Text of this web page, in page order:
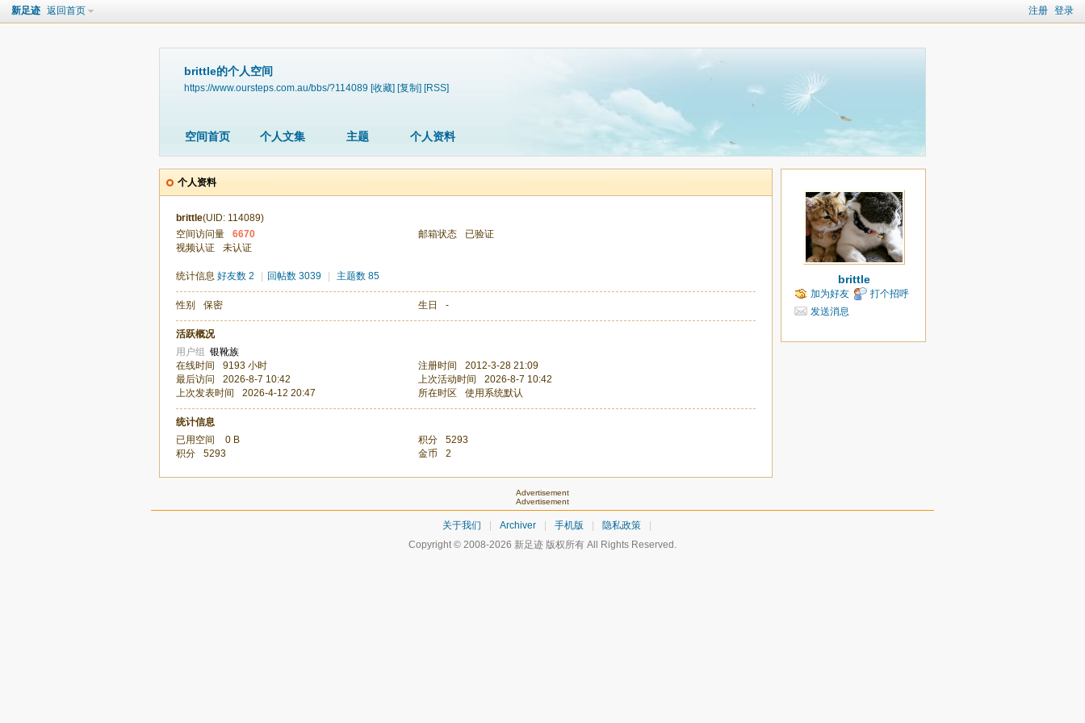
注册 登录
新足迹 返回首页
brittle的个人空间
https://www.oursteps.com.au/bbs/?114089 [收藏] [复制] [RSS]
空间首页 个人文集 主题 个人资料
个人资料
brittle(UID: 114089)
空间访问量
6670 邮箱状态
已验证
视频认证
未认证
统计信息 好友数 2 回帖数 3039 主题数 85
性别 保密 生日 -
活跃概况
用户组 银靴族
在线时间
9193 小时 注册时间
2012-3-28 21:09
最后访问
2026-8-7 10:42 上次活动时间
2026-8-7 10:42
上次发表时间
2026-4-12 20:47 所在时区 使用系统默认
统计信息
已用空间
0 B 积分
5293
积分
5293 金币 2
brittle
加为好友
打个招呼
发送消息
Advertisement
Advertisement
关于我们 Archiver 手机版 隐私政策
Copyright © 2008-2026 新足迹 版权所有 All Rights Reserved.